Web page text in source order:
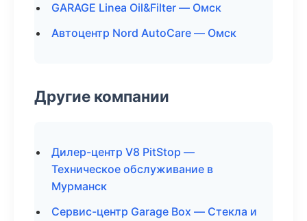
GARAGE Linea Oil&Filter — Омск
Автоцентр Nord AutoCare — Омск
Другие компании
Дилер-центр V8 PitStop —
Техническое обслуживание в
Мурманск
Сервис-центр Garage Box — Стекла и